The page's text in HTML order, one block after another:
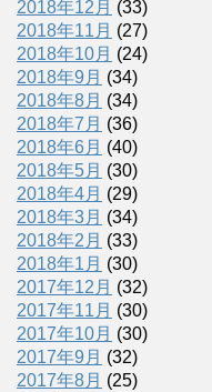
2018年12月 (33)
2018年11月 (27)
2018年10月 (24)
2018年9月 (34)
2018年8月 (34)
2018年7月 (36)
2018年6月 (40)
2018年5月 (30)
2018年4月 (29)
2018年3月 (34)
2018年2月 (33)
2018年1月 (30)
2017年12月 (32)
2017年11月 (30)
2017年10月 (30)
2017年9月 (32)
2017年8月 (25)